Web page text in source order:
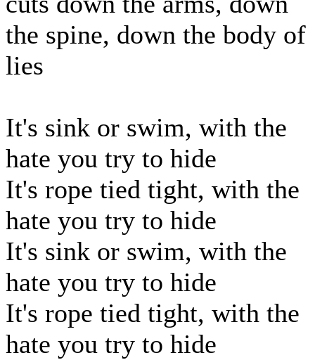
the spine, down the body of
lies
It's sink or swim, with the
hate you try to hide
It's rope tied tight, with the
hate you try to hide
It's sink or swim, with the
hate you try to hide
It's rope tied tight, with the
hate you try to hide